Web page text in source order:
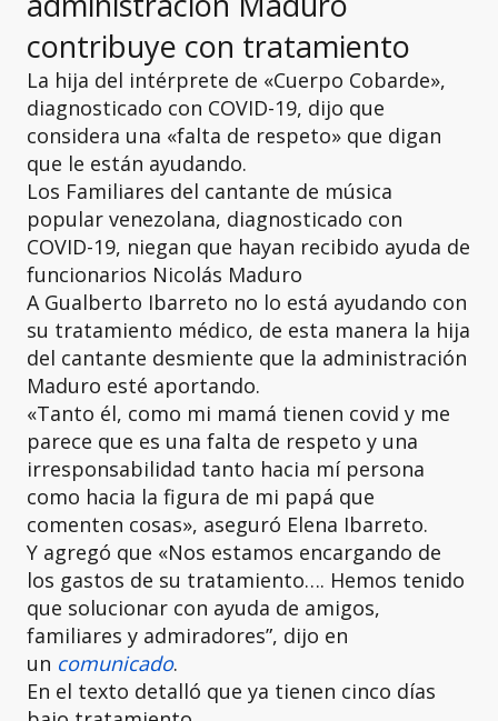
contribuye con tratamiento
La hija del intérprete de «Cuerpo Cobarde»,
diagnosticado con COVID-19, dijo que
considera una «falta de respeto» que digan
que le están ayudando.
Los Familiares del cantante de música
popular venezolana, diagnosticado con
COVID-19, niegan que hayan recibido ayuda de
funcionarios Nicolás Maduro
A Gualberto Ibarreto no lo está ayudando con
su tratamiento médico, de esta manera la hija
del cantante desmiente que la administración
Maduro esté aportando.
«Tanto él, como mi mamá tienen covid y me
parece que es una falta de respeto y una
irresponsabilidad tanto hacia mí persona
como hacia la figura de mi papá que
comenten cosas», aseguró Elena Ibarreto.
Y agregó que «Nos estamos encargando de
los gastos de su tratamiento…. Hemos tenido
que solucionar con ayuda de amigos,
familiares y admiradores”, dijo en
un comunicado.
En el texto detalló que ya tienen cinco días